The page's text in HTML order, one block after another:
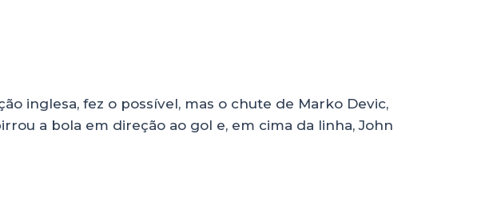
inglesa, fez o possível, mas o chute de Marko Devic,
a bola em direção ao gol e, em cima da linha, John